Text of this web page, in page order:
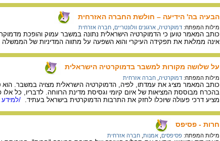
הבעיה בה' הידיעה – חולשת החברה האזרחית
מילות המפתח: דמוקרטיה ארגונים וולונטריים חברה אזרחית
כותב המאמר טוען כי הדמוקרטיה הישראלית נתונה במשבר עמוק והופכת
אינה ממלאת את תפקידה העיקרי והוא השפעה על מתווה המדיניות של הממשלה
על שלושה מקורות למשבר בדמוקרטיה הישראלית
מילות המפתח: דמוקרטיה חברה אזרחית
כותב המאמר מציג את עמדתו, לפיה, הדמוקרטיה הישראלית מצויה במשבר. הוא
בהכרח מבוססת המציאות של איום קיומי וגסיסת מדינת הרווחה. לדבריו, כל
מציע דרכי פעולה שיוכלו לחזק את התרבות הדמוקרטית בישראל בעתיד.
/למידע
חרות - פסיפס
מילות המפתח: פסיפסים אמנות חברה אזרחית